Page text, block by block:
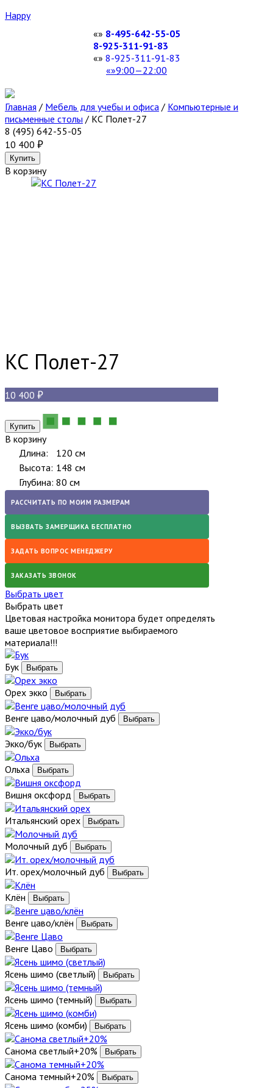
Happy
8-495-642-55-05
8-925-311-91-83
8-925-311-91-83
9:00—22:00
Главная / Мебель для учебы и офиса / Компьютерные и
письменные столы / КС Полет-27
8 (495) 642-55-05
10 400
В корзину
КС Полет-27
10 400
В корзину
Длина:
120 см
Высота: 148 см
Глубина: 80 см
РАССЧИТАТЬ ПО МОИМ РАЗМЕРАМ
ВЫЗВАТЬ ЗАМЕРЩИКА БЕСПЛАТНО
ЗАДАТЬ ВОПРОС МЕНЕДЖЕРУ
ЗАКАЗАТЬ ЗВОНОК
Выбрать цвет
Выбрать цвет
Цветовая настройка монитора будет определять
ваше цветовое восприятие выбираемого
материала!!!
Бук
Орех экко
Венге цаво/молочный дуб
Экко/бук
Ольха
Вишня оксфорд
Итальянский орех
Молочный дуб
Ит. орех/молочный дуб
Клён
Венге цаво/клён
Венге Цаво
Ясень шимо (светлый)
Ясень шимо (темный)
Ясень шимо (комби)
Санома светлый+20%
Санома темный+20%